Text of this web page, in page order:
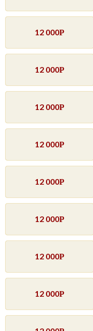
12 000Р
12 000Р
12 000Р
12 000Р
12 000Р
12 000Р
12 000Р
12 000Р